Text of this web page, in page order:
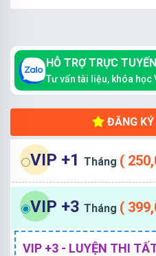
HỖ TRỢ TRỰC
Tư vấn tài liệu, khóa học
ĐĂNG
VIP +1 Tháng (
VIP +3 Tháng (
VIP +3 - LUYỆN THI